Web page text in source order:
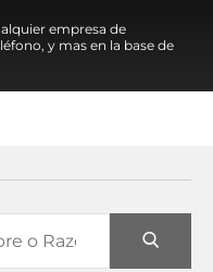
empresa de
y mas en la base de